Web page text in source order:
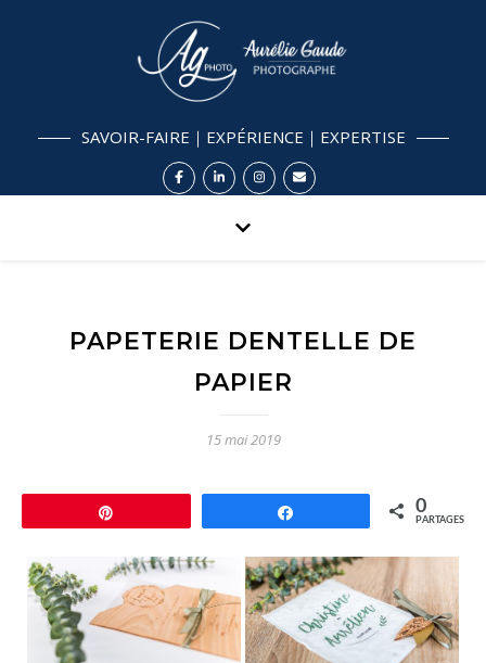
SAVOIR-FAIRE｜EXPÉRIENCE｜EXPERTISE
PAPETERIE DENTELLE DE
PAPIER
15 mai 2019
0
PARTAGES